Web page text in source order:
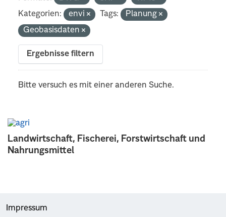
Landwirtschaft, Fischerei, Forstwirtschaft und
Nahrungsmittel
Kategorien:
envi Tags:
Planung
Geobasisdaten
Ergebnisse filtern
Bitte versuch es mit einer anderen Suche.
Impressum